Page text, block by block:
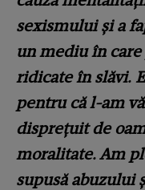
sexismului și a
un mediu în
ridicate în slăvi.
pentru că l-am
disprețuit de
moralitate. Am
supusă abuzului